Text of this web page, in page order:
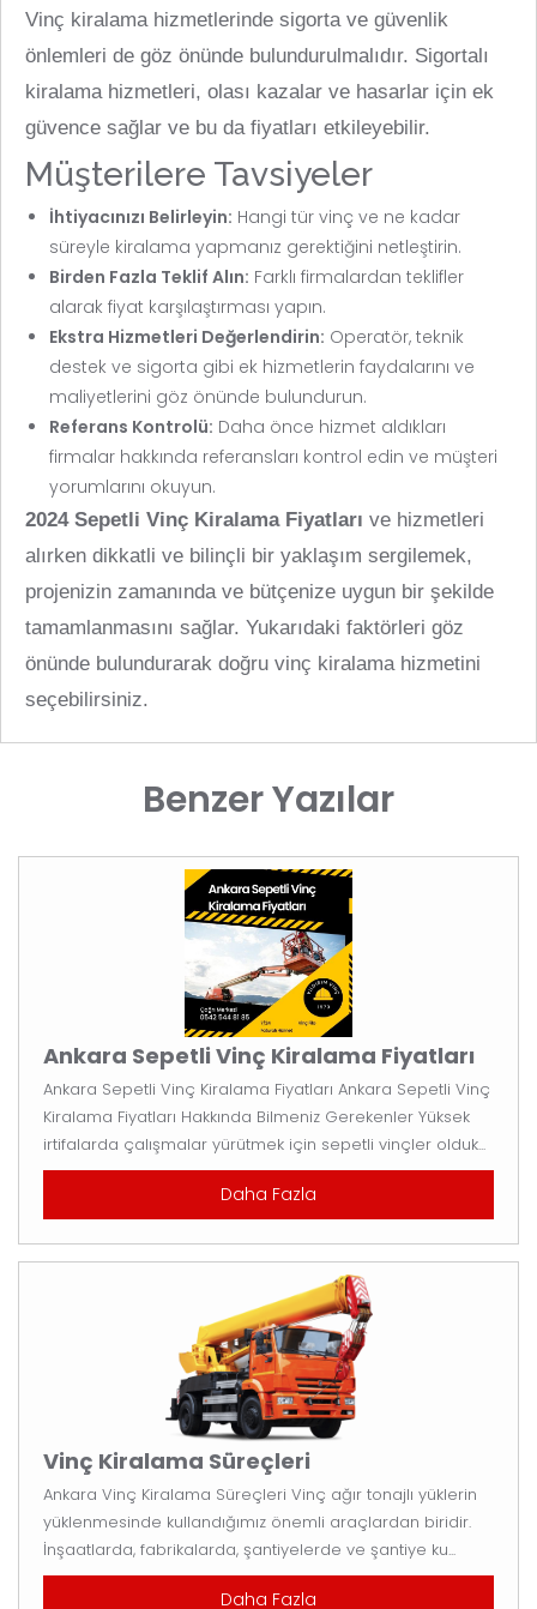
Vinç kiralama hizmetlerinde sigorta ve güvenlik
önlemleri de göz önünde bulundurulmalıdır. Sigortalı
kiralama hizmetleri, olası kazalar ve hasarlar için ek
güvence sağlar ve bu da fiyatları etkileyebilir.
Müşterilere Tavsiyeler
İhtiyacınızı Belirleyin: Hangi tür vinç ve ne kadar
süreyle kiralama yapmanız gerektiğini netleştirin.
Birden Fazla Teklif Alın: Farklı firmalardan teklifler
alarak fiyat karşılaştırması yapın.
Ekstra Hizmetleri Değerlendirin: Operatör, teknik
destek ve sigorta gibi ek hizmetlerin faydalarını ve
maliyetlerini göz önünde bulundurun.
Referans Kontrolü: Daha önce hizmet aldıkları
firmalar hakkında referansları kontrol edin ve müşteri
yorumlarını okuyun.
2024 Sepetli Vinç Kiralama Fiyatları ve hizmetleri
alırken dikkatli ve bilinçli bir yaklaşım sergilemek,
projenizin zamanında ve bütçenize uygun bir şekilde
tamamlanmasını sağlar. Yukarıdaki faktörleri göz
önünde bulundurarak doğru vinç kiralama hizmetini
seçebilirsiniz.
Benzer Yazılar
Ankara Sepetli Vinç Kiralama Fiyatları
Ankara Sepetli Vinç Kiralama Fiyatları Ankara Sepetli Vinç
Kiralama Fiyatları Hakkında Bilmeniz Gerekenler Yüksek
irtifalarda çalışmalar yürütmek için sepetli vinçler olduk...
Daha Fazla
Vinç Kiralama Süreçleri
Ankara Vinç Kiralama Süreçleri Vinç ağır tonajlı yüklerin
yüklenmesinde kullandığımız önemli araçlardan biridir.
İnşaatlarda, fabrikalarda, şantiyelerde ve şantiye ku...
Daha Fazla